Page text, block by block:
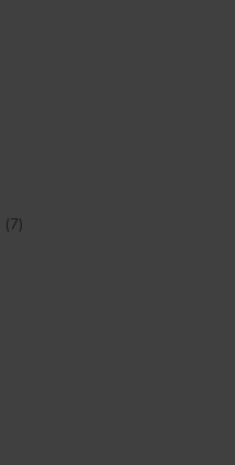
(7)